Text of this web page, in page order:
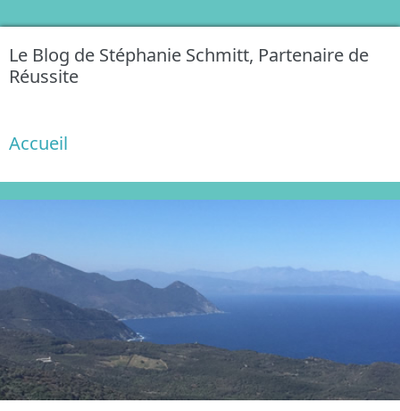
Le Blog de Stéphanie Schmitt, Partenaire de
Réussite
Accueil